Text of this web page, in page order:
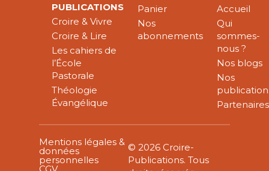
PUBLICATIONS
Croire & Vivre
Croire & Lire
Les cahiers de
l’École
Pastorale
Théologie
Évangélique
Panier
Nos
abonnements
Accueil
Qui
sommes-
nous ?
Nos blogs
Nos
Partenaires
Mentions légales &
données
personnelles
© 2026 Croire-
Publications. Tous